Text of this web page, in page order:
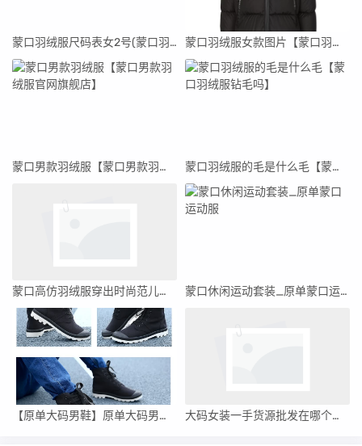
蒙口羽绒服尺码表女2号(蒙口羽绒服尺码表女) 蒙口羽绒服女款图片【蒙口羽绒服女款图片官网】
蒙口男款羽绒服【蒙口男款羽绒服官网旗舰店】 蒙口羽绒服的毛是什么毛【蒙口羽绒服钻毛吗】
蒙口高仿羽绒服穿出时尚范儿，价格却超乎你的想象！ 蒙口休闲运动套装_原单蒙口运动服
【原单大码男鞋】原单大码男鞋推荐 大码女装一手货源批发在哪个市（大码女装一手货源批发市场）